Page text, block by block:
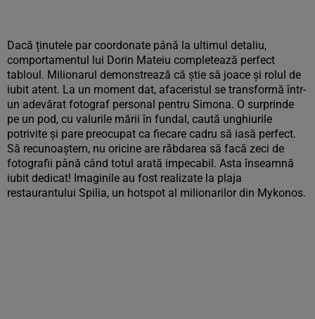
Dacă ținutele par coordonate până la ultimul detaliu,
comportamentul lui Dorin Mateiu completează perfect
tabloul. Milionarul demonstrează că știe să joace și rolul de
iubit atent. La un moment dat, afaceristul se transformă într-
un adevărat fotograf personal pentru Simona. O surprinde
pe un pod, cu valurile mării în fundal, caută unghiurile
potrivite și pare preocupat ca fiecare cadru să iasă perfect.
Să recunoaștem, nu oricine are răbdarea să facă zeci de
fotografii până când totul arată impecabil. Asta înseamnă
iubit dedicat! Imaginile au fost realizate la plaja
restaurantului Spilia, un hotspot al milionarilor din Mykonos.